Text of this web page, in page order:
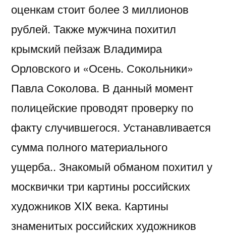
оценкам стоит более 3 миллионов
рублей. Также мужчина похитил
крымский пейзаж Владимира
Орловского и «Осень. Сокольники»
Павла Соколова. В данный момент
полицейские проводят проверку по
факту случившегося. Устанавливается
сумма полного материального
ущерба.. Знакомый обманом похитил у
москвички три картины российских
художников XIX века. Картины
знаменитых российских художников